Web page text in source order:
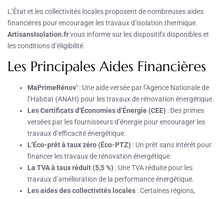
L’État et les collectivités locales proposent de nombreuses aides
financières pour encourager les travaux d’isolation thermique.
ArtisansIsolation.frvous informe sur les dispositifs disponibles et
les conditions d’éligibilité.
Les Principales Aides Financières
MaPrimeRénov’ : Une aide versée par l’Agence Nationale de
l’Habitat (ANAH) pour les travaux de rénovation énergétique.
Les Certificats d’Économies d’Énergie (CEE) : Des primes
versées par les fournisseurs d’énergie pour encourager les
travaux d’efficacité énergétique.
L’Éco-prêt à taux zéro (Éco-PTZ) : Un prêt sans intérêt pour
financer les travaux de rénovation énergétique.
La TVA à taux réduit (5,5 %) : Une TVA réduite pour les
travaux d’amélioration de la performance énergétique.
Les aides des collectivités locales : Certaines régions,